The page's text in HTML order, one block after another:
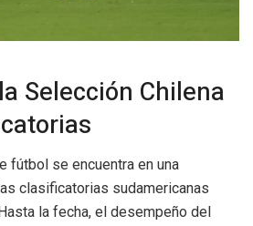
Selección Chilena
fútbol se encuentra en una
clasificatorias sudamericanas
la fecha, el desempeño del